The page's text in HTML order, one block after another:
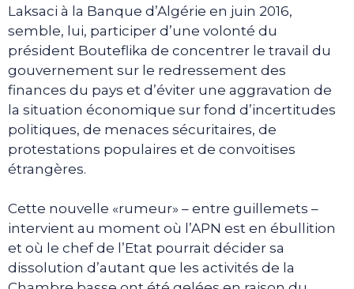
Laksaci à la Banque d’Algérie en juin 2016,
semble, lui, participer d’une volonté du
président Bouteflika de concentrer le travail du
gouvernement sur le redressement des
finances du pays et d’éviter une aggravation de
la situation économique sur fond d’incertitudes
politiques, de menaces sécuritaires, de
protestations populaires et de convoitises
étrangères.
Cette nouvelle «rumeur» – entre guillemets –
intervient au moment où l’APN est en ébullition
et où le chef de l’Etat pourrait décider sa
dissolution d’autant que les activités de la